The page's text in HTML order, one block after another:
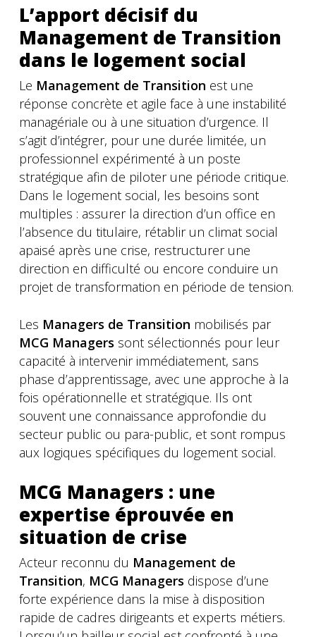
L’apport décisif du
Management de Transition
dans le logement social
Le Management de Transition est une
réponse concrète et agile face à une instabilité
managériale ou à une situation d’urgence. Il
s’agit d’intégrer, pour une durée limitée, un
professionnel expérimenté à un poste
stratégique afin de piloter une période critique.
Dans le logement social, les besoins sont
multiples : assurer la direction d’un office en
l’absence du titulaire, rétablir un climat social
apaisé après une crise, restructurer une
direction en difficulté ou encore conduire un
projet de transformation en période de tension.
Les Managers de Transition mobilisés par
MCG Managers sont sélectionnés pour leur
capacité à intervenir immédiatement, sans
phase d’apprentissage, avec une approche à la
fois opérationnelle et stratégique. Ils ont
souvent une connaissance approfondie du
secteur public ou para-public, et sont rompus
aux logiques spécifiques du logement social.
MCG Managers : une
expertise éprouvée en
situation de crise
Acteur reconnu du Management de
Transition, MCG Managers dispose d’une
forte expérience dans la mise à disposition
rapide de cadres dirigeants et experts métiers.